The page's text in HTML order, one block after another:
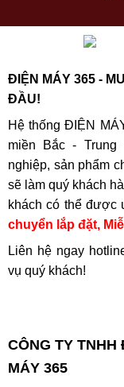
ĐIỆN MÁY 365 -
ĐẦU!
Hệ thống ĐIỆN
miền Bắc - Trung
nghiệp, sản phẩm
sẽ làm quý khách
khách có thể được
chuyển lắp đặt,
Liên hệ ngay
vụ quý khách!
CÔNG TY TNHH
MÁY 365